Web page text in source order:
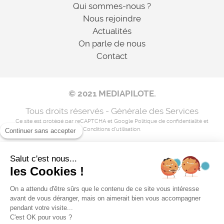
Qui sommes-nous ?
Nous rejoindre
Actualités
On parle de nous
Contact
© 2021 MEDIAPILOTE.
Tous droits réservés - Générale des Services
Ce site est protégé par reCAPTCHA et Google Politique de confidentialité et
Conditions d'utilisation.
Flux RSS
Continuer sans accepter
Salut c'est nous...
les Cookies !
On a attendu d'être sûrs que le contenu de ce site vous intéresse
avant de vous déranger, mais on aimerait bien vous accompagner
pendant votre visite...
C'est OK pour vous ?